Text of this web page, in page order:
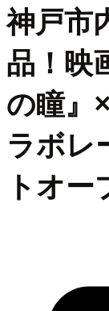
神戸市
品！映
の瞳』
ラボレ
トオー